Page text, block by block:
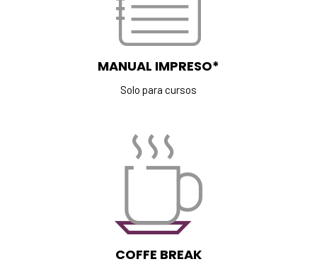
MANUAL IMPRESO*
Solo para cursos
COFFE BREAK